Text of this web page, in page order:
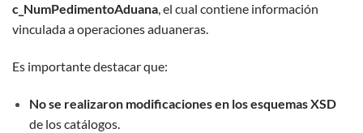
c_NumPedimentoAduana, el cual contiene información
vinculada a operaciones aduaneras.
Es importante destacar que:
No se realizaron modificaciones en los esquemas XSD
de los catálogos.